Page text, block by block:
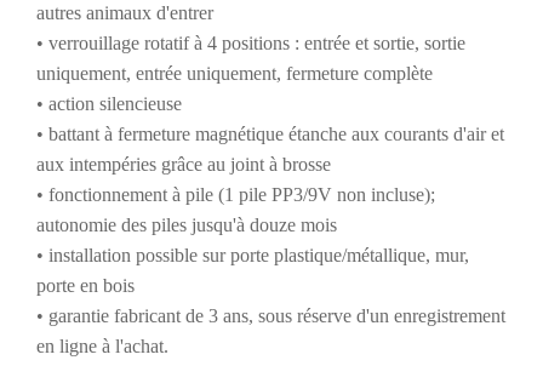
autres animaux d'entrer
• verrouillage rotatif à 4 positions : entrée et sortie, sortie
uniquement, entrée uniquement, fermeture complète
• action silencieuse
• battant à fermeture magnétique étanche aux courants d'air et
aux intempéries grâce au joint à brosse
• fonctionnement à pile (1 pile PP3/9V non incluse);
autonomie des piles jusqu'à douze mois
• installation possible sur porte plastique/métallique, mur,
porte en bois
• garantie fabricant de 3 ans, sous réserve d'un enregistrement
en ligne à l'achat.